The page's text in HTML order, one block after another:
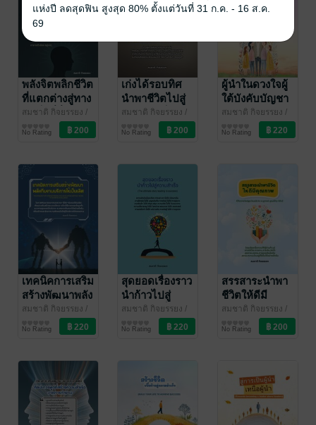
พลังจิตพลิกชีวิต
ที่แตกต่างสู่ทาง
สำเร็จที่ยิ่งใหญ่
สมชาติ กิจยรรยง /
สมชาติไอบีซี
No Rating
เก่งได้รอบทิศ
นำพาชีวิตไปสู่
ความสำเร็จ
(Being good in
all directions
สมชาติ กิจยรรยง /
สมชาติไอบีซี
พัฒนาตนเอง
No Rating
ผู้นำในดวงใจผู้
ใต้บังคับบัญชา
สมชาติ กิจยรรยง /
สมชาติไอบีซี
บริหารจัดการ
No Rating
เทคนิคการเสริม
สร้างพัฒนาพลัง
ทีมงานบริการ
ให้เป็นเลิศ
สมชาติ กิจยรรยง /
สมชาติไอบีซี
บริหารจัดการ
No Rating
สุดยอดเรื่องราว
นำก้าวไปสู่
ความสำเร็จ
สมชาติ กิจยรรยง /
สมชาติไอบีซี
พัฒนาตนเอง
No Rating
สรรสาระนำพา
ชีวิตให้ดีมี
คุณภาพ
สมชาติ กิจยรรยง /
สมชาติไอบีซี
พัฒนาตนเอง
No Rating
แห่งปี ลดสุดฟิน สูงสุด 80% ตั้งแต่วันที่ 31 ก.ค. - 16 ส.ค.
69